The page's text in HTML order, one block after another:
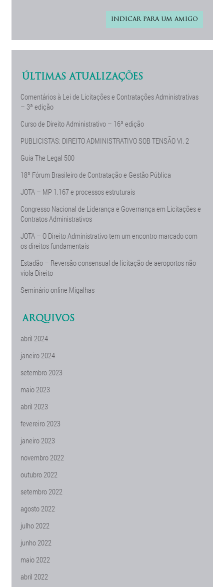
ÚLTIMAS ATUALIZAÇÕES
Comentários à Lei de Licitações e Contratações Administrativas
– 3ª edição
Curso de Direito Administrativo – 16ª edição
PUBLICISTAS: DIREITO ADMINISTRATIVO SOB TENSÃO Vl. 2
Guia The Legal 500
18º Fórum Brasileiro de Contratação e Gestão Pública
JOTA – MP 1.167 e processos estruturais
Congresso Nacional de Liderança e Governança em Licitações e
Contratos Administrativos
JOTA – O Direito Administrativo tem um encontro marcado com
os direitos fundamentais
Estadão – Reversão consensual de licitação de aeroportos não
viola Direito
Seminário online Migalhas
ARQUIVOS
abril 2024
janeiro 2024
setembro 2023
maio 2023
abril 2023
fevereiro 2023
janeiro 2023
novembro 2022
outubro 2022
setembro 2022
agosto 2022
julho 2022
junho 2022
maio 2022
abril 2022